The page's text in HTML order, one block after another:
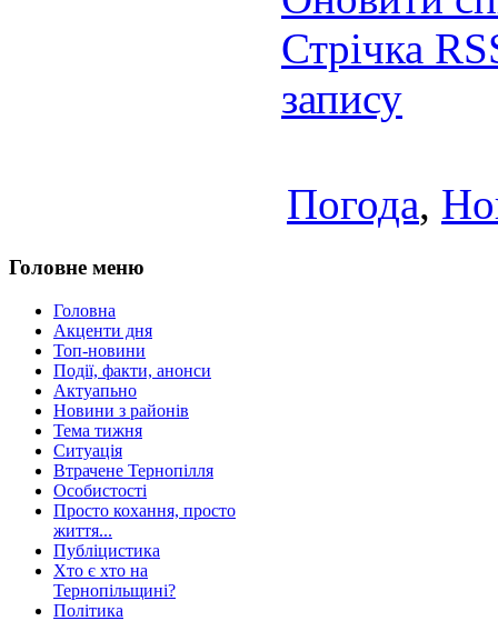
Стрічка
запису
Погода,
Головне меню
Головна
Акценти дня
Топ-новини
Події, факти, анонси
Актуапьно
Новини з районів
Тема тижня
Ситуація
Втрачене Тернопілля
Особистості
Просто кохання, просто
життя...
Публіцистика
Хто є хто на
Тернопільщині?
Політика